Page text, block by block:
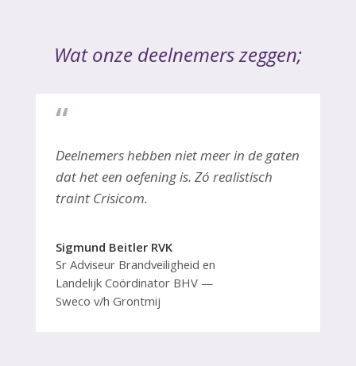
Wat onze deelnemers zeggen;
“
Deelnemers hebben niet meer in de gaten
dat het een oefening is. Zó realistisch
traint Crisicom.
Sigmund Beitler RVK
Sr Adviseur Brandveiligheid en
Landelijk Coördinator BHV
Sweco v/h Grontmij